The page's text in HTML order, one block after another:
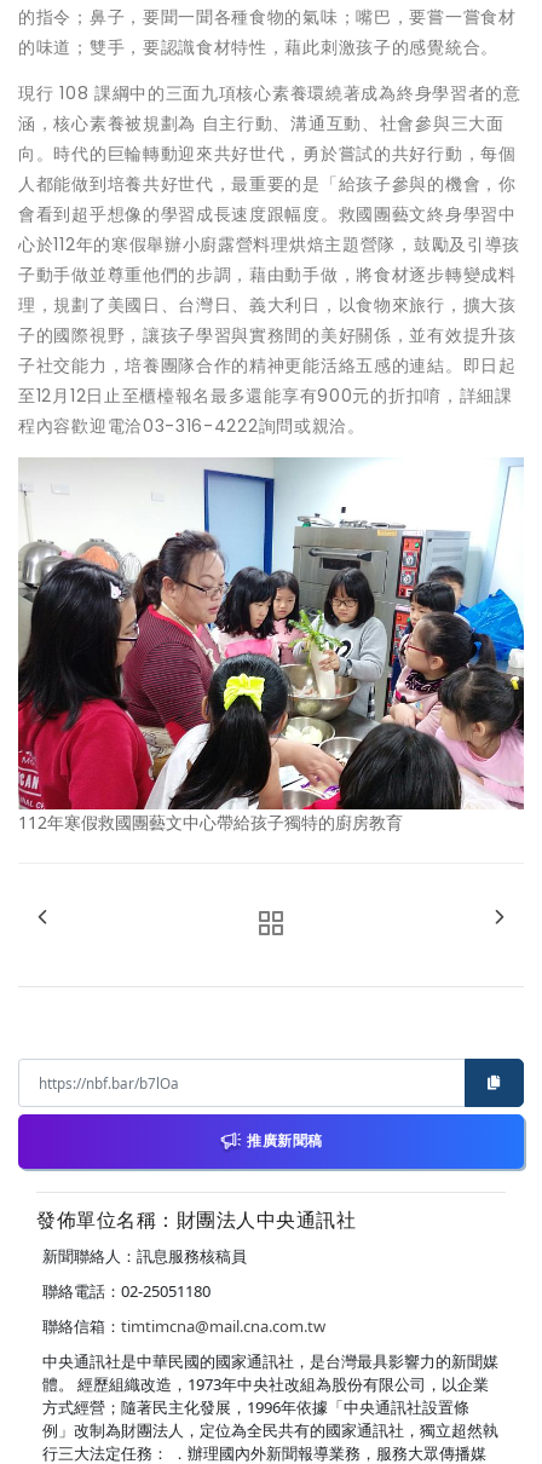
的指令；鼻子，要聞一聞各種食物的氣味；嘴巴，要嘗一嘗食材
的味道；雙手，要認識食材特性，藉此刺激孩子的感覺統合。
現行 108 課綱中的三面九項核心素養環繞著成為終身學習者的意
涵，核心素養被規劃為 自主行動、溝通互動、社會參與三大面
向。時代的巨輪轉動迎來共好世代，勇於嘗試的共好行動，每個
人都能做到培養共好世代，最重要的是「給孩子參與的機會，你
會看到超乎想像的學習成長速度跟幅度。救國團藝文終身學習中
心於112年的寒假舉辦小廚露營料理烘焙主題營隊，鼓勵及引導孩
子動手做並尊重他們的步調，藉由動手做，將食材逐步轉變成料
理，規劃了美國日、台灣日、義大利日，以食物來旅行，擴大孩
子的國際視野，讓孩子學習與實務間的美好關係，並有效提升孩
子社交能力，培養團隊合作的精神更能活絡五感的連結。即日起
至12月12日止至櫃檯報名最多還能享有900元的折扣唷，詳細課
程內容歡迎電洽03-316-4222詢問或親洽。
112年寒假救國團藝文中心帶給孩子獨特的廚房教育
推廣新聞稿
發佈單位名稱：財團法人中央通訊社
新聞聯絡人：訊息服務核稿員
聯絡電話：02-25051180
聯絡信箱： timtimcna@mail.cna.com.tw
中央通訊社是中華民國的國家通訊社，是台灣最具影響力的新聞媒
體。 經歷組織改造，1973年中央社改組為股份有限公司，以企業
方式經營；隨著民主化發展，1996年依據「中央通訊社設置條
例」改制為財團法人，定位為全民共有的國家通訊社，獨立超然執
行三大法定任務： ．辦理國內外新聞報導業務，服務大眾傳播媒